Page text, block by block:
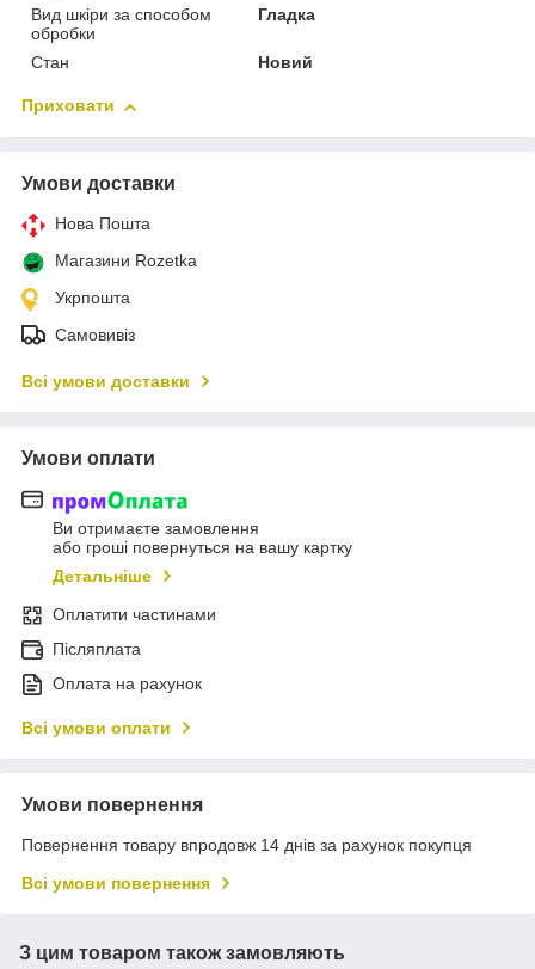
Вид шкіри за способом
обробки
Гладка
Стан Новий
Приховати
Умови доставки
Нова Пошта
Магазини Rozetka
Укрпошта
Самовивіз
Всі умови доставки
Умови оплати
Ви отримаєте замовлення
або гроші повернуться на вашу картку
Детальніше
Оплатити частинами
Післяплата
Оплата на рахунок
Всі умови оплати
Умови повернення
Повернення товару впродовж 14 днів за рахунок покупця
Всі умови повернення
З цим товаром також замовляють